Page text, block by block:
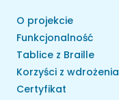
O projekcie
Funkcjonalność
Tablice z Braille
Korzyści z wdrożenia
Certyfikat